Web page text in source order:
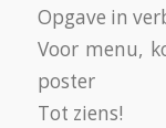
Opgave in
Voor menu,
poster
Tot ziens!